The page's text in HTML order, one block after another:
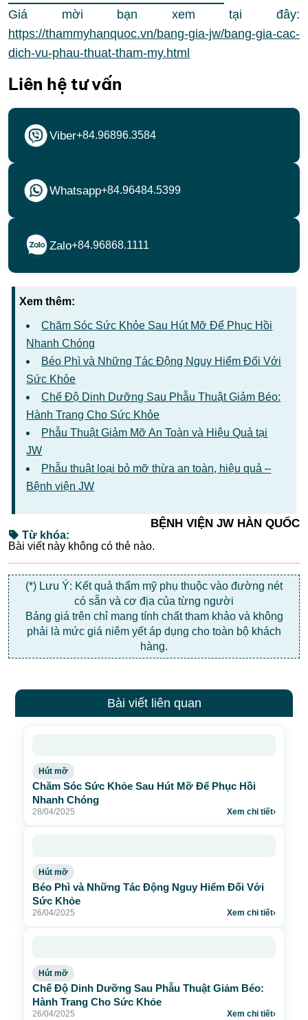
Giá mời bạn xem tại đây:
https://thammyhanquoc.vn/bang-gia-jw/bang-gia-cac-
dich-vu-phau-thuat-tham-my.html
Liên hệ tư vấn
Viber+84.96896.3584
Whatsapp+84.96484.5399
Zalo+84.96868.1111
Xem thêm:
Chăm Sóc Sức Khỏe Sau Hút Mỡ Để Phục Hồi
Nhanh Chóng
Béo Phì và Những Tác Động Nguy Hiểm Đối Với
Sức Khỏe
Chế Độ Dinh Dưỡng Sau Phẫu Thuật Giảm Béo:
Hành Trang Cho Sức Khỏe
Phẫu Thuật Giảm Mỡ An Toàn và Hiệu Quả tại
JW
Phẫu thuật loại bỏ mỡ thừa an toàn, hiệu quả –
Bệnh viện JW
BỆNH VIỆN JW HÀN QUỐC
Từ khóa:
Bài viết này không có thẻ nào.
(*) Lưu Ý: Kết quả thẩm mỹ phụ thuộc vào đường nét
có sẵn và cơ địa của từng người
Bảng giá trên chỉ mang tính chất tham khảo và không
phải là mức giá niêm yết áp dụng cho toàn bộ khách
hàng.
Bài viết liên quan
Hút mỡ
Chăm Sóc Sức Khỏe Sau Hút Mỡ Để Phục Hồi
Nhanh Chóng
28/04/2025 Xem chi tiết›
Hút mỡ
Béo Phì và Những Tác Động Nguy Hiểm Đối Với
Sức Khỏe
26/04/2025 Xem chi tiết›
Hút mỡ
Chế Độ Dinh Dưỡng Sau Phẫu Thuật Giảm Béo:
Hành Trang Cho Sức Khỏe
26/04/2025 Xem chi tiết›